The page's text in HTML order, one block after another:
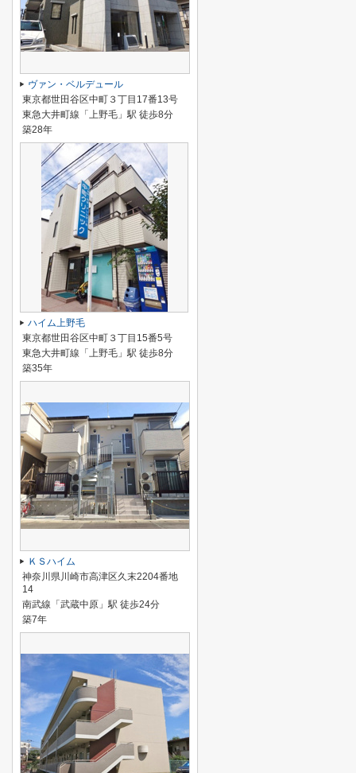
ヴァン・ベルデュール
東京都世田谷区中町３丁目17番13号
東急大井町線「上野毛」駅 徒歩8分
築28年
ハイム上野毛
東京都世田谷区中町３丁目15番5号
東急大井町線「上野毛」駅 徒歩8分
築35年
ＫＳハイム
神奈川県川崎市高津区久末2204番地
14
南武線「武蔵中原」駅 徒歩24分
築7年